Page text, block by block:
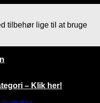
tilbehør lige til at bruge
– Klik her!